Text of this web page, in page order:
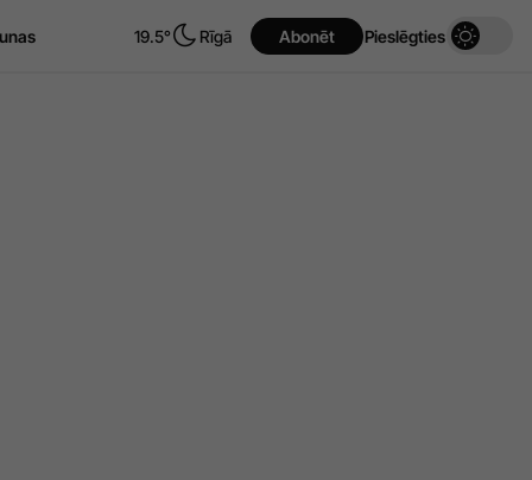
19.5° Rīgā Abonēt Pieslēgties